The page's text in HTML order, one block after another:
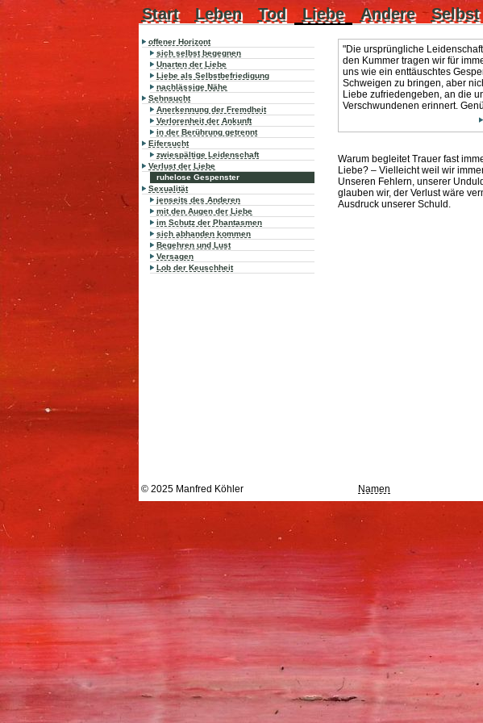
Start Leben Tod Liebe Andere Selbst
offener Horizont
sich selbst begegnen
Unarten der Liebe
Liebe als Selbstbefriedigung
nachlässige Nähe
Sehnsucht
Anerkennung der Fremdheit
Verlorenheit der Ankunft
in der Berührung getrennt
Eifersucht
zwiespältige Leidenschaft
Verlust der Liebe
ruhelose Gespenster
Sexualität
jenseits des Anderen
mit den Augen der Liebe
im Schutz der Phantasmen
sich abhanden kommen
Begehren und Lust
Versagen
Lob der Keuschheit
"Die ursprüngliche
den Kummer tragen wir für
uns wie ein enttäuschtes
Schweigen zu bringen, aber
Liebe zufriedengeben, an die
Verschwundenen erinnert.
Warum begleitet Trauer fast
Liebe? – Vielleicht weil wir
Unseren Fehlern, unserer
glauben wir, der Verlust wäre
Ausdruck unserer Schuld.